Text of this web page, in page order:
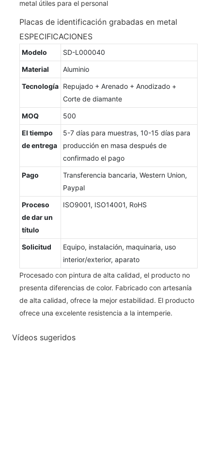
Placas de identificación grabadas en metal
ESPECIFICACIONES
Modelo SD-L000040
Material Aluminio
Tecnología Repujado + Arenado + Anodizado +
Corte de diamante
MOQ 500
El tiempo
de entrega
5-7 días para muestras, 10-15 días para
producción en masa después de
confirmado el pago
Pago
Transferencia bancaria, Western Union,
Paypal
Proceso
de dar un
título
ISO9001, ISO14001, RoHS
Solicitud
Equipo, instalación, maquinaria, uso
interior/exterior, aparato
Procesado con pintura de alta calidad, el producto no
presenta diferencias de color. Fabricado con artesanía
de alta calidad, ofrece la mejor estabilidad. El producto
ofrece una excelente resistencia a la intemperie.
Vídeos sugeridos